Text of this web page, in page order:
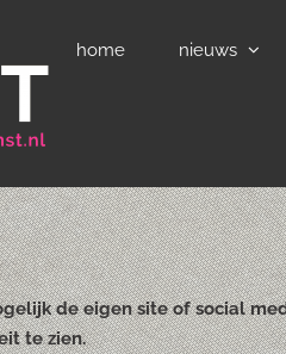
home nieuws
de eigen site of social
te zien.